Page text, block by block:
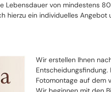
Lebensdauer von mindestens
hierzu ein individuelles Angebot
Wir erstellen Ihnen
Fotomontage auf dem